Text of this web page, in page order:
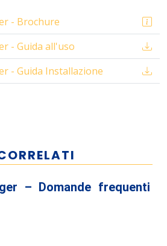
- Brochure
- Guida all'uso
- Guida Installazione
– Domande frequenti